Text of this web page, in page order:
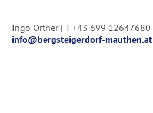
Ingo Ortner | T +43 699 12647680
info@bergsteigerdorf-mauthen.at